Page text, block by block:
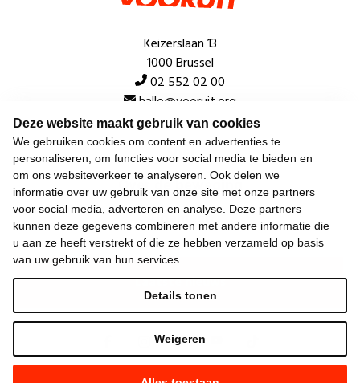
Deze website maakt gebruik van cookies
We gebruiken cookies om content en advertenties te
personaliseren, om functies voor social media te bieden en
om ons websiteverkeer te analyseren. Ook delen we
informatie over uw gebruik van onze site met onze partners
voor social media, adverteren en analyse. Deze partners
kunnen deze gegevens combineren met andere informatie die
u aan ze heeft verstrekt of die ze hebben verzameld op basis
van uw gebruik van hun services.
Weigeren
Details tonen
Keizerslaan 13
1000 Brussel
02 552 02 00
hallo@vooruit.org
Snel
Over de beweging
Algemeen
Laatste nieuws